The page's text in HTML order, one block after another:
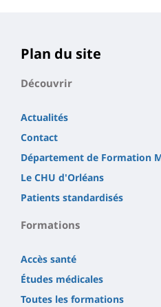
Plan du site
Découvrir
Actualités
Contact
Département de Formation
Le CHU d'Orléans
Patients standardisés
Formations
Accès santé
Études médicales
Toutes les formations